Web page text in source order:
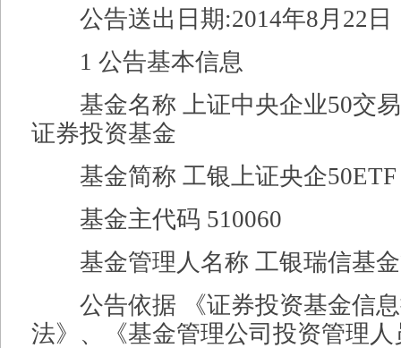
公告送出日期:2014年8月22日
1 公告基本信息
基金名称 上证中央企业50交易
证券投资基金
基金简称 工银上证央企50ETF
基金主代码 510060
基金管理人名称 工银瑞信基金
公告依据 《证券投资基金信息
法》、《基金管理公司投资管理